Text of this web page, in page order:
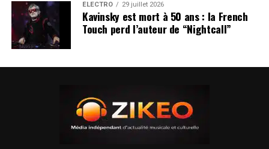
ÉLECTRO 29 juillet 2026
Kavinsky est mort à 50 ans : la French
Touch perd l’auteur de “Nightcall”